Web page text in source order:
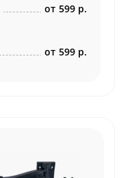
от 599 р.
от 599 р.